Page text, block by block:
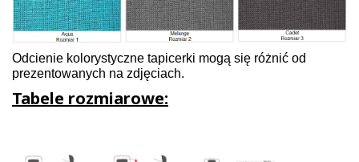
Odcienie kolorystyczne tapicerki mogą się różnić od
prezentowanych na zdjęciach.
Tabele rozmiarowe: